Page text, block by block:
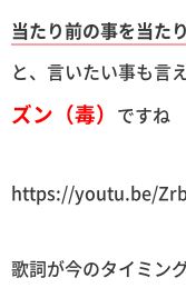
当たり前の事を当た
と、言いたい事も言
ズン（毒） ですね
https://youtu.be/
歌詞が今のタイミン